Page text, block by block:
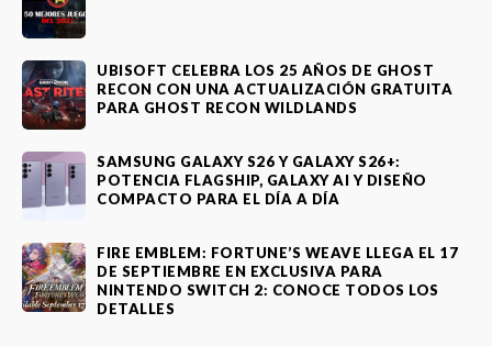
UBISOFT CELEBRA LOS 25 AÑOS DE GHOST
RECON CON UNA ACTUALIZACIÓN GRATUITA
PARA GHOST RECON WILDLANDS
SAMSUNG GALAXY S26 Y GALAXY S26+:
POTENCIA FLAGSHIP, GALAXY AI Y DISEÑO
COMPACTO PARA EL DÍA A DÍA
FIRE EMBLEM: FORTUNE’S WEAVE LLEGA EL 17
DE SEPTIEMBRE EN EXCLUSIVA PARA
NINTENDO SWITCH 2: CONOCE TODOS LOS
DETALLES